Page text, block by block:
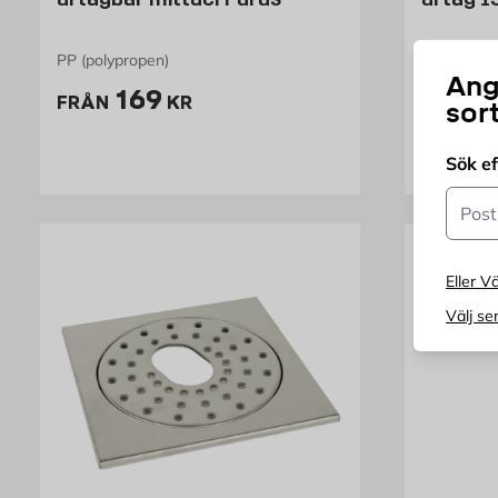
Sök
Eller
Välj
PP (polypropen)
FRÅN Pris 169 kr
169 KR FRÅN